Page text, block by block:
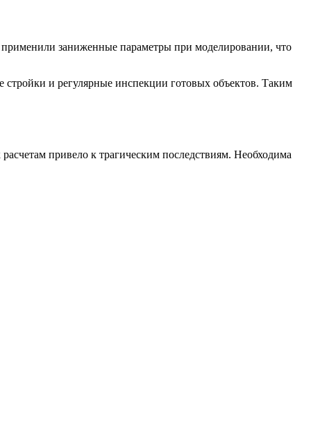
применили заниженные параметры при моделировании, что
стройки и регулярные инспекции готовых объектов. Таким
привело к трагическим последствиям. Необходима